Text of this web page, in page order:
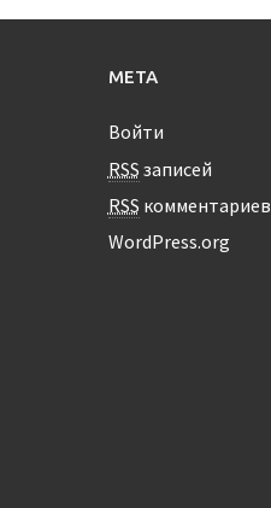
МЕТА
Войти
RSS записей
RSS комментариев
WordPress.org